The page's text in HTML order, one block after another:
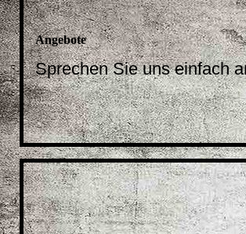
Angebote
Sprechen Sie uns einfach